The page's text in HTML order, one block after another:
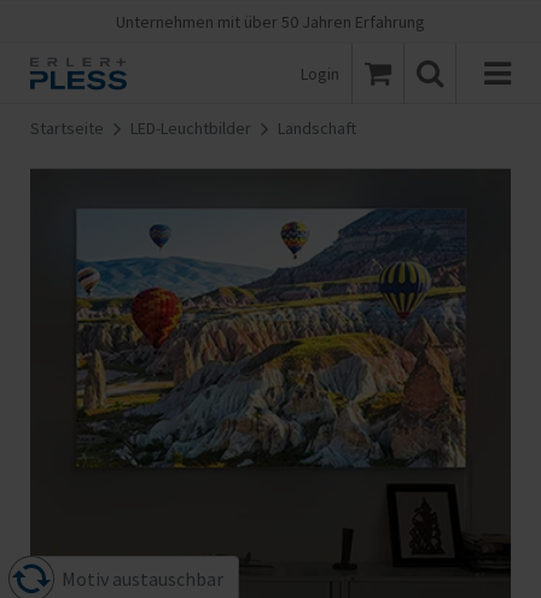
Unternehmen mit über 50 Jahren Erfahrung
Login
Startseite LED-Leuchtbilder Landschaft
Motiv austauschbar